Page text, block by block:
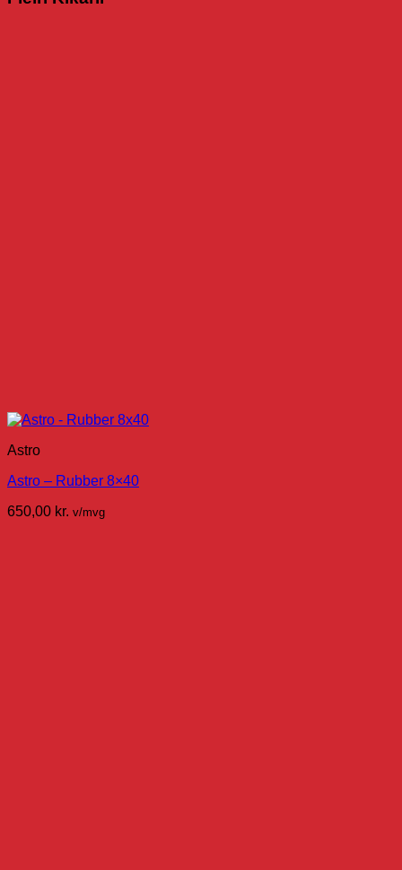
Astro
Astro – Rubber 8×40
650,00 kr. v/mvg